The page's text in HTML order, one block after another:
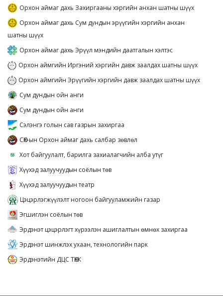
Орхон аймаг дахь Захиргааны хэргийн анхан шатны шүүх
Орхон аймаг дахь Сум дундын эрүүгийн хэргийн анхан
шатны шүүх
Орхон аймаг дахь Эрүүл мэндийн даатгалын хэлтэс
Орхон аймгийн Иргэний хэргийн давж заалдах шатны шүүх
Орхон аймгийн Эрүүгийн хэргийн давж заалдах шатны шүүх
Сум дундын ойн анги
Сум дундын ойн анги
Сэлэнгэ голын сав газрын захиргаа
СӨХ-ын Орхон аймаг дахь салбар зөвлөл
Хот байгуулалт, барилга захиалагчийн алба утүг
Хүүхэд залуучуудын соёлын төв
Хүүхэд залуучуудын театр
Цэцэрлэгжүүлэлт ногоон байгууламжийн газар
Эгшиглэн соёлын төв
Эрдэнэт цэцэрлэгт хүрээлэн ашиглалтын өмнөх захиргаа
Эрдэнэт шинжлэх ухаан, технологийн парк
Эрдэнэтийн ДЦС ТӨХК